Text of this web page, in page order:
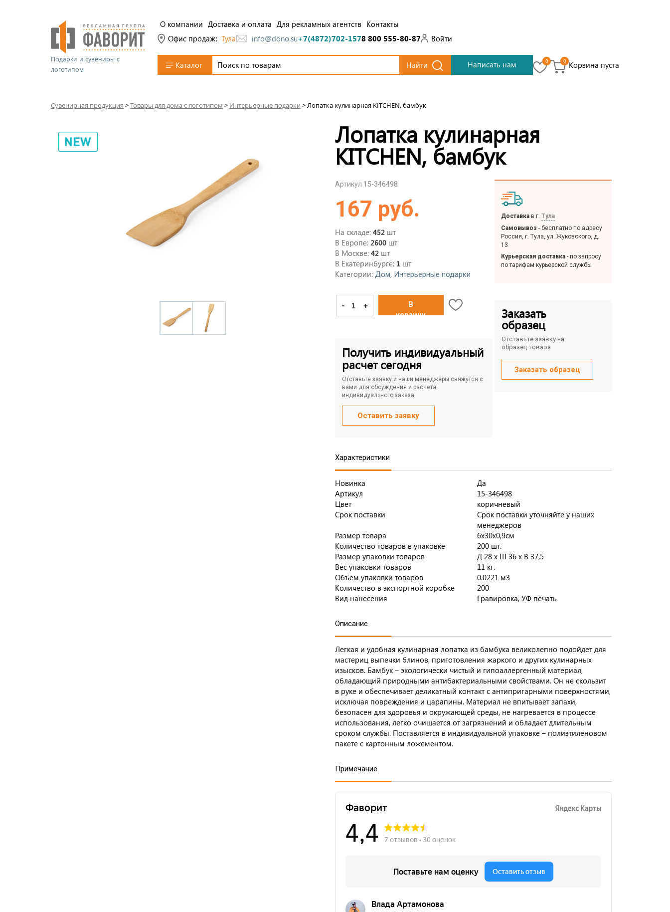
Подарки и сувениры с
логотипом
О компании Доставка и оплата Для рекламных агентств Контакты
Офис продаж: Тула info@dono.su+7(4872)702-1578 800 555-80-87 Войти
Каталог Найти Написать нам 0 0 Корзина пуста
Сувенирная продукция >Товары для дома с логотипом > Интерьерные подарки >Лопатка кулинарная KITCHEN, бамбук
Лопатка кулинарная
KITCHEN, бамбук
Артикул 15-346498
167 руб.
На складе: 452 шт
В Европе: 2600 шт
В Москве: 42 шт
В Екатеринбурге: 1 шт
Категории: Дом, Интерьерные подарки
- +
В
корзину
Получить индивидуальный
расчет сегодня
Отставьте заявку и наши менеджеры свяжутся с
вами для обсуждения и расчета
индивидуального заказа
Оставить заявку
Доставка в г. Тула
Самовывоз - бесплатно по адресу
Россия, г. Тула, ул. Жуковского, д.
13
Курьерская доставка - по запросу
по тарифам курьерской службы
Заказать
образец
Отставьте заявку на
образец товара
Заказать образец
Характеристики
Новинка
Да
Артикул
15-346498
Цвет
коричневый
Срок поставки
Срок поставки уточняйте у наших
менеджеров
Размер товара
6х30х0,9см
Количество товаров в упаковке
200 шт.
Размер упаковки товаров
Д 28 x Ш 36 x В 37,5
Вес упаковки товаров
11 кг.
Объем упаковки товаров
0.0221 м3
Количество в экспортной коробке
200
Вид нанесения
Гравировка, УФ печать
Описание
Легкая и удобная кулинарная лопатка из бамбука великолепно подойдет для
мастериц выпечки блинов, приготовления жаркого и других кулинарных
изысков. Бамбук – экологически чистый и гипоаллергенный материал,
обладающий природными антибактериальными свойствами. Он не скользит
в руке и обеспечивает деликатный контакт с антипригарными поверхностями,
исключая повреждения и царапины. Материал не впитывает запахи,
безопасен для здоровья и окружающей среды, не нагревается в процессе
использования, легко очищается от загрязнений и обладает длительным
сроком службы. Поставляется в индивидуальной упаковке – полиэтиленовом
пакете с картонным ложементом.
Примечание